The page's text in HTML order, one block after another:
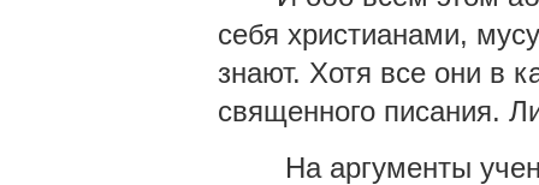
себя христианами,
знают. Хотя все они в
священного писания.
На аргументы